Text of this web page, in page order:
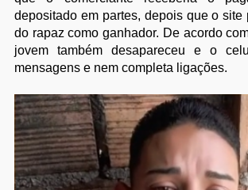
depositado em partes, depois que o site
do rapaz como ganhador. De acordo
jovem também desapareceu e o
mensagens e nem completa ligações.